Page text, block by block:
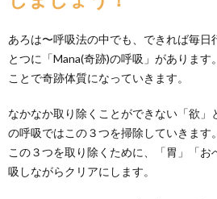
あろは〜呼吸法の中でも、できれば毎日
とつに「Mana(奇跡)の呼吸」がありま
ことで奇跡体質になっていきます。
なかなか取り除くことができない「欲」
の呼吸ではこの３つを掃除していきます。
この３つを取り除くために、「胃」「
吸しながらクリアにします。